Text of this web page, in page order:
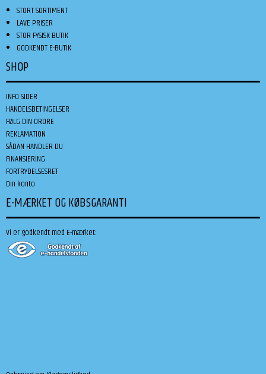
STORT SORTIMENT
LAVE PRISER
STOR FYSISK BUTIK
GODKENDT E-BUTIK
SHOP
INFO SIDER
HANDELSBETINGELSER
FØLG DIN ORDRE
REKLAMATION
SÅDAN HANDLER DU
FINANSIERING
FORTRYDELSESRET
Din konto
E-MÆRKET OG KØBSGARANTI
Vi er godkendt med E-mærket: